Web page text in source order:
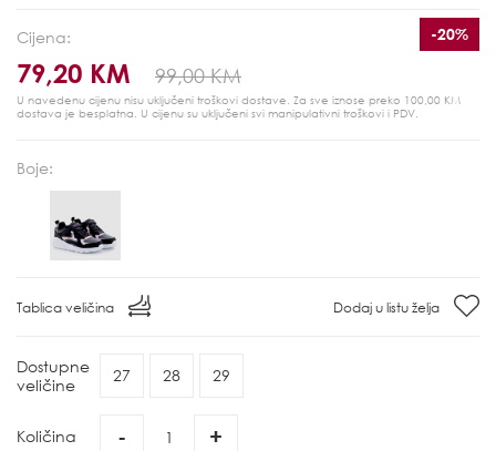
Cijena:
79,20 KM 99,00 KM
-20%
U navedenu cijenu nisu uključeni troškovi dostave. Za sve iznose preko 100,00 KM
dostava je besplatna. U cijenu su uključeni svi manipulativni troškovi i PDV.
Boje:
Tablica veličina Dodaj u listu želja
Dostupne
veličine
27 28 29
Količina - +